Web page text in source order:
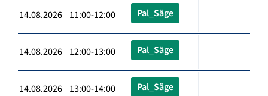
14.08.2026 11:00-12:00 Pal_Säge
14.08.2026 12:00-13:00 Pal_Säge
14.08.2026 13:00-14:00 Pal_Säge